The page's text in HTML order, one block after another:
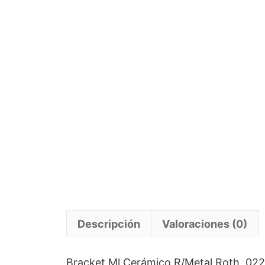
Descripción Valoraciones (0)
Bracket Ml Cerámico R/Metal Roth